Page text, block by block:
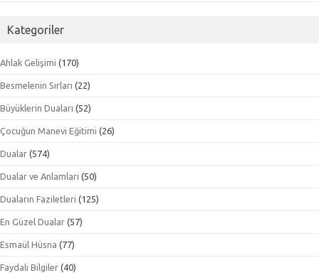
Kategoriler
Ahlak Gelişimi (170)
Besmelenin Sırları (22)
Büyüklerin Duaları (52)
Çocuğun Manevi Eğitimi (26)
Dualar (574)
Dualar ve Anlamları (50)
Duaların Faziletleri (125)
En Güzel Dualar (57)
Esmaül Hüsna (77)
Faydalı Bilgiler (40)